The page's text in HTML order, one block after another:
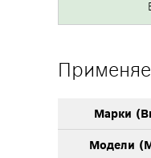
Марки
Модели